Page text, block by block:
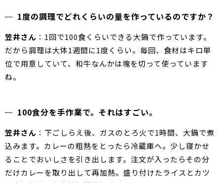
1度の調理でどれくらいの量を作っているのですか？
笠井さん ：1回で100食くらいできる大鍋で作っています。
だから調理は大体1週間に1度くらい。毎回、食材はキロ単
位で用意していて、和牛なんかは塊を切って使っています
ね。
100食分を手作業で。それはすごい。
笠井さん ：下ごしらえ後、ガスのとろ火で1時間、大鍋で煮
込みます。カレーの粗熱をとったら冷蔵庫へ。少し寝かせ
ることでおいしさを引き出します。注文が入ったらその分
だけカレーを取り出して再加熱。盛り付けたライスとカツ